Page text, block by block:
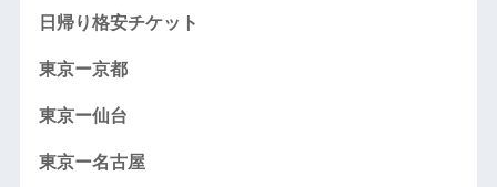
日帰り格安チケット
東京ー京都
東京ー仙台
東京ー名古屋